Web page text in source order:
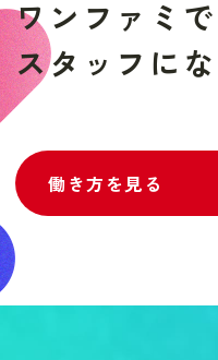
ワ ン フ ァ ミ で
スタ ッ フ に な
働き方を見る